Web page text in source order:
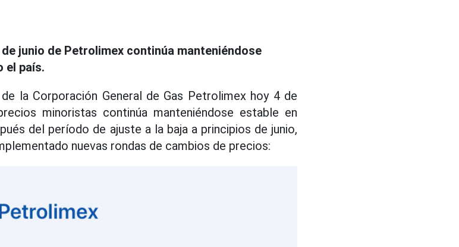
de junio de Petrolimex continúa manteniéndose
el país.
la Corporación General de Gas Petrolimex hoy 4 de
minoristas continúa manteniéndose estable en
del período de ajuste a la baja a principios de junio,
nuevas rondas de cambios de precios: